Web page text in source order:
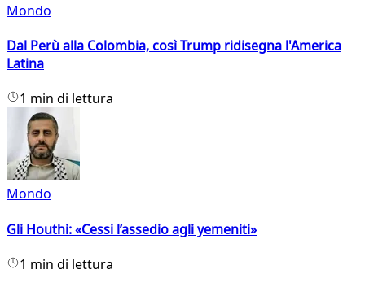
Mondo
Dal Perù alla Colombia, così Trump ridisegna l'America
Latina
1 min di lettura
Mondo
Gli Houthi: «Cessi l’assedio agli yemeniti»
1 min di lettura